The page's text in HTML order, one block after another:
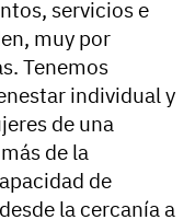
servicios e
muy por
Tenemos
individual y
de una
de la
de
la cercanía a